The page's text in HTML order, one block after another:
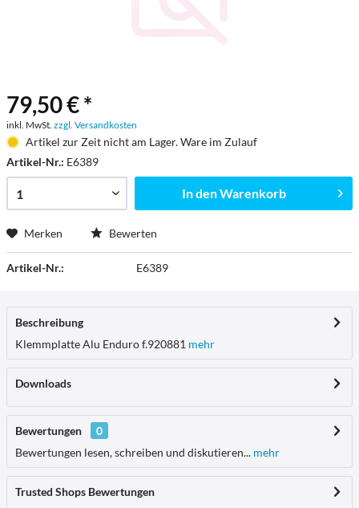
79,50 € *
inkl. MwSt. zzgl. Versandkosten
Artikel zur Zeit nicht am Lager. Ware im Zulauf
Artikel-Nr.: E6389
In denWarenkorb
Merken Bewerten
Artikel-Nr.: E6389
Beschreibung
Klemmplatte Alu Enduro f.920881 mehr
Downloads
Bewertungen
0
Bewertungen lesen, schreiben und diskutieren... mehr
Trusted Shops Bewertungen